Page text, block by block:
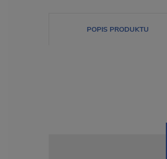
POPIS PRODUKTU